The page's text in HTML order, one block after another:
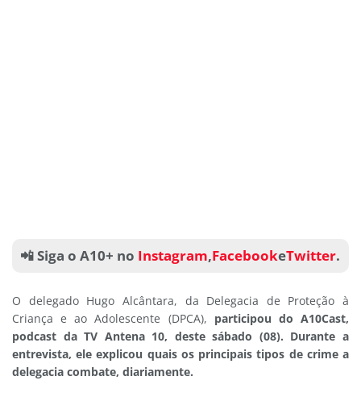
📲 Siga o A10+ no Instagram,FacebookeTwitter.
O delegado Hugo Alcântara, da Delegacia de Proteção à
Criança e ao Adolescente (DPCA), participou do A10Cast,
podcast da TV Antena 10, deste sábado (08). Durante a
entrevista, ele explicou quais os principais tipos de crime a
delegacia combate, diariamente.